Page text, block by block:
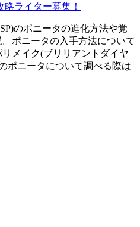
ライター募集！
のポニータの進化方法や覚
ポニータの入手方法について
メイク(ブリリアントダイヤ
ポニータについて調べる際は